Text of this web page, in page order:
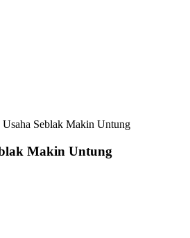
Usaha Seblak Makin Untung
Makin Untung